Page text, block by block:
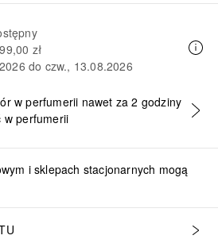
zł
do czw., 13.08.2026
DO KOSZYKA
w perfumerii nawet za 2 godziny
w perfumerii
i sklepach stacjonarnych mogą